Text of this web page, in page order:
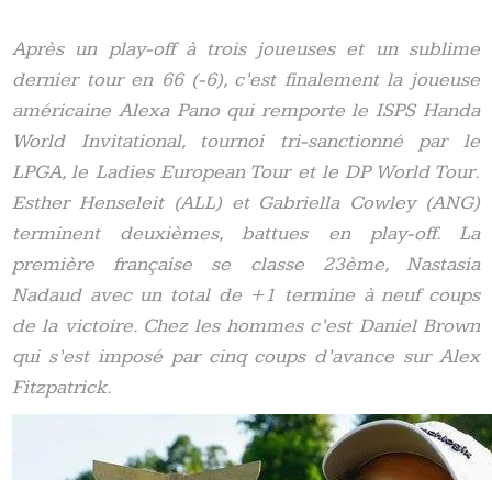
Après un play-off à trois joueuses et un sublime
dernier tour en 66 (-6), c’est finalement la joueuse
américaine Alexa Pano qui remporte le ISPS Handa
World Invitational, tournoi tri-sanctionné par le
LPGA, le Ladies European Tour et le DP World Tour.
Esther Henseleit (ALL) et Gabriella Cowley (ANG)
terminent deuxièmes, battues en play-off. La
première française se classe 23ème, Nastasia
Nadaud avec un total de +1 termine à neuf coups
de la victoire. Chez les hommes c’est Daniel Brown
qui s’est imposé par cinq coups d’avance sur Alex
Fitzpatrick.